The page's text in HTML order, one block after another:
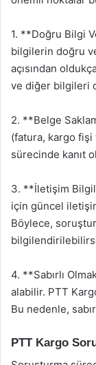
1. **Doğru Bilgi
bilgilerin doğru
açısından
ve diğer bilgileri
2. **Belge
(fatura, kargo fişi
sürecinde kanıt
3. **İletişim
için güncel
Böylece,
4. **Sabırlı
alabilir. PTT
Bu nedenle,
PTT Kargo